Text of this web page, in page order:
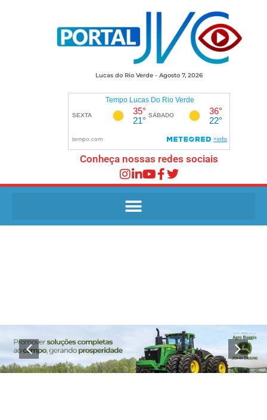
Lucas do Rio Verde - Agosto 7, 2026
Conheça nossas redes sociais